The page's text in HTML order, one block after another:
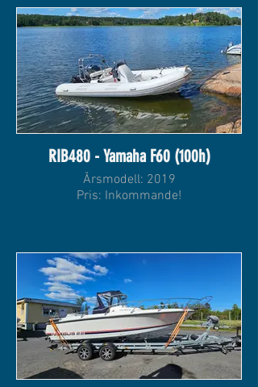
RIB480 - Yamaha F60 (100h)
Årsmodell: 2019
Pris: Inkommande!